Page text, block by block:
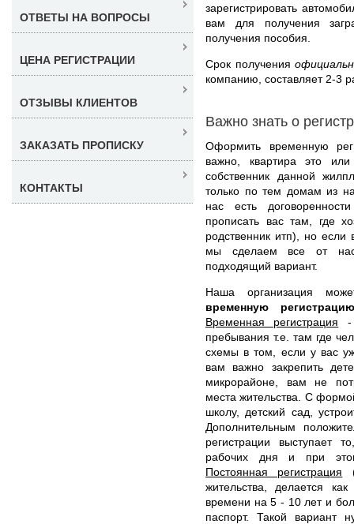
зарегистрировать
вам для получения
получения пособия.
Срок получения
компанию, составляет 2-3
Важно знать о
Оформить временную
важно, квартира это
собственник данной
только по тем домам из
нас есть
прописать вас там, где
родственник итп), но
мы сделаем все от нас
подходящий вариант.
Наша организация
временную
Временная регистрация -
пребывания т.е. там где
схемы в том, если у вас
вам важно закрепить
микрорайоне, вам не
места жительства. С
школу, детский сад,
Дополнительным
регистрации выступает
рабочих дня и при
Постоянная регистрация
жительства, делается
времени на 5 - 10 лет и
паспорт. Такой вариант
ОТВЕТЫ НА ВОПРОСЫ
ЦЕНА РЕГИСТРАЦИИ
ОТЗЫВЫ КЛИЕНТОВ
ЗАКАЗАТЬ ПРОПИСКУ
КОНТАКТЫ